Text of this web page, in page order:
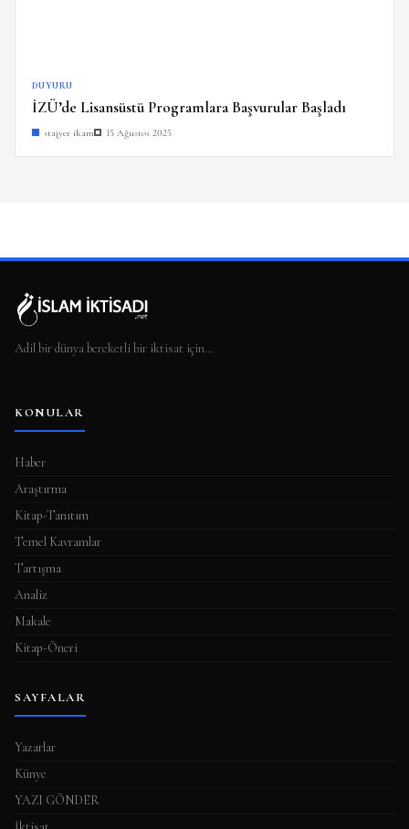
DUYURU
İZÜ’de Lisansüstü Programlara Başvurular Başladı
stajyer ikam 15 Ağustos 2025
Adil bir dünya bereketli bir iktisat için…
KONULAR
Haber
Araştırma
Kitap-Tanıtım
Temel Kavramlar
Tartışma
Analiz
Makale
Kitap-Öneri
SAYFALAR
Yazarlar
Künye
YAZI GÖNDER